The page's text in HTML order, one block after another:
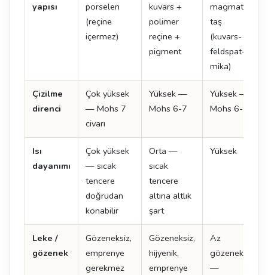
yapısı
porselen
(reçine
içermez)
kuvars +
polimer
reçine +
pigment
magmatik
taş
(kuvars-
feldspat-
mika)
Çizilme
direnci
Çok yüksek
— Mohs 7
civarı
Yüksek —
Mohs 6-7
Yüksek —
Mohs 6-7
Isı
dayanımı
Çok yüksek
— sıcak
tencere
doğrudan
konabilir
Orta —
sıcak
tencere
altına altlık
şart
Yüksek
Leke /
gözenek
Gözeneksiz,
emprenye
gerekmez
Gözeneksiz,
hijyenik,
emprenye
Az
gözenekli
—